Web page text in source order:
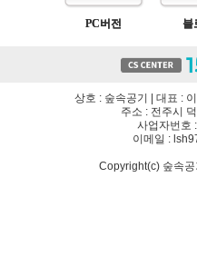
PC버전 블
상호 : 숲속공기 | 대표 :
주소 : 전주시
사업자번호
이메일 :
Copyright(c) 숲속